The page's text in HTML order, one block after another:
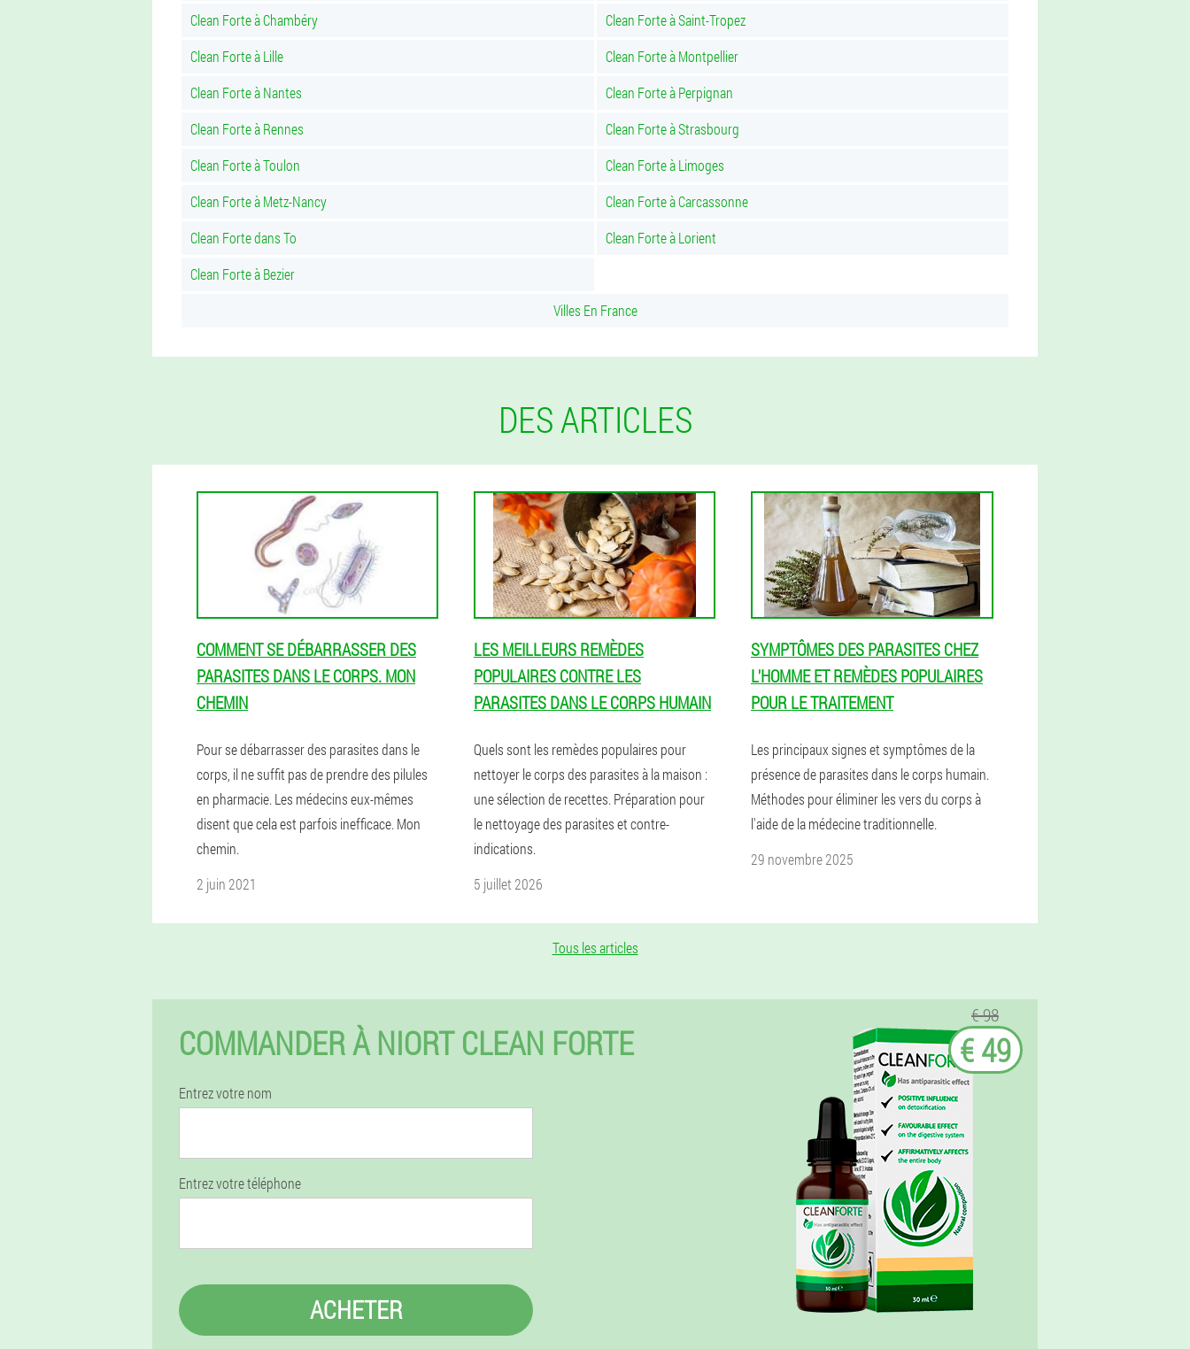
Clean Forte à Chambéry
Clean Forte à Saint-Tropez
Clean Forte à Lille
Clean Forte à Montpellier
Clean Forte à Nantes
Clean Forte à Perpignan
Clean Forte à Rennes
Clean Forte à Strasbourg
Clean Forte à Toulon
Clean Forte à Limoges
Clean Forte à Metz-Nancy
Clean Forte à Carcassonne
Clean Forte dans To
Clean Forte à Lorient
Clean Forte à Bezier
Villes En France
DES ARTICLES
COMMENT SE DÉBARRASSER DES
PARASITES DANS LE CORPS. MON
CHEMIN
Pour se débarrasser des parasites dans le
corps, il ne suffit pas de prendre des pilules
en pharmacie. Les médecins eux-mêmes
disent que cela est parfois inefficace. Mon
chemin.
2 juin 2021
LES MEILLEURS REMÈDES
POPULAIRES CONTRE LES
PARASITES DANS LE CORPS HUMAIN
Quels sont les remèdes populaires pour
nettoyer le corps des parasites à la maison :
une sélection de recettes. Préparation pour
le nettoyage des parasites et contre-
indications.
5 juillet 2026
SYMPTÔMES DES PARASITES CHEZ
L'HOMME ET REMÈDES POPULAIRES
POUR LE TRAITEMENT
Les principaux signes et symptômes de la
présence de parasites dans le corps humain.
Méthodes pour éliminer les vers du corps à
l'aide de la médecine traditionnelle.
29 novembre 2025
Tous les articles
COMMANDER À NIORT CLEAN FORTE
Entrez votre nom
Entrez votre téléphone
ACHETER
€ 98
€ 49